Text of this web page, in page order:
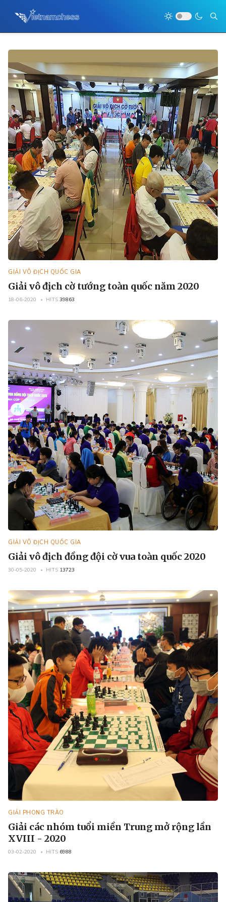
GIẢI VÔ ĐỊCH QUỐC GIA
Giải vô địch cờ tướng toàn quốc năm 2020
18-06-2020 HITS 39863
GIẢI VÔ ĐỊCH QUỐC GIA
Giải vô địch đồng đội cờ vua toàn quốc 2020
30-05-2020 HITS 13723
GIẢI PHONG TRÀO
Giải các nhóm tuổi miền Trung mở rộng lần
XVIII - 2020
03-02-2020 HITS 6988